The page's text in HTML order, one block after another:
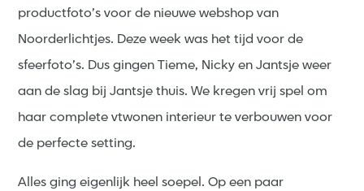
productfoto’s voor de nieuwe webshop van
Noorderlichtjes. Deze week was het tijd voor de
sfeerfoto’s. Dus gingen Tieme, Nicky en Jantsje weer
aan de slag bij Jantsje thuis. We kregen vrij spel om
haar complete vtwonen interieur te verbouwen voor
de perfecte setting.
Alles ging eigenlijk heel soepel. Op een paar